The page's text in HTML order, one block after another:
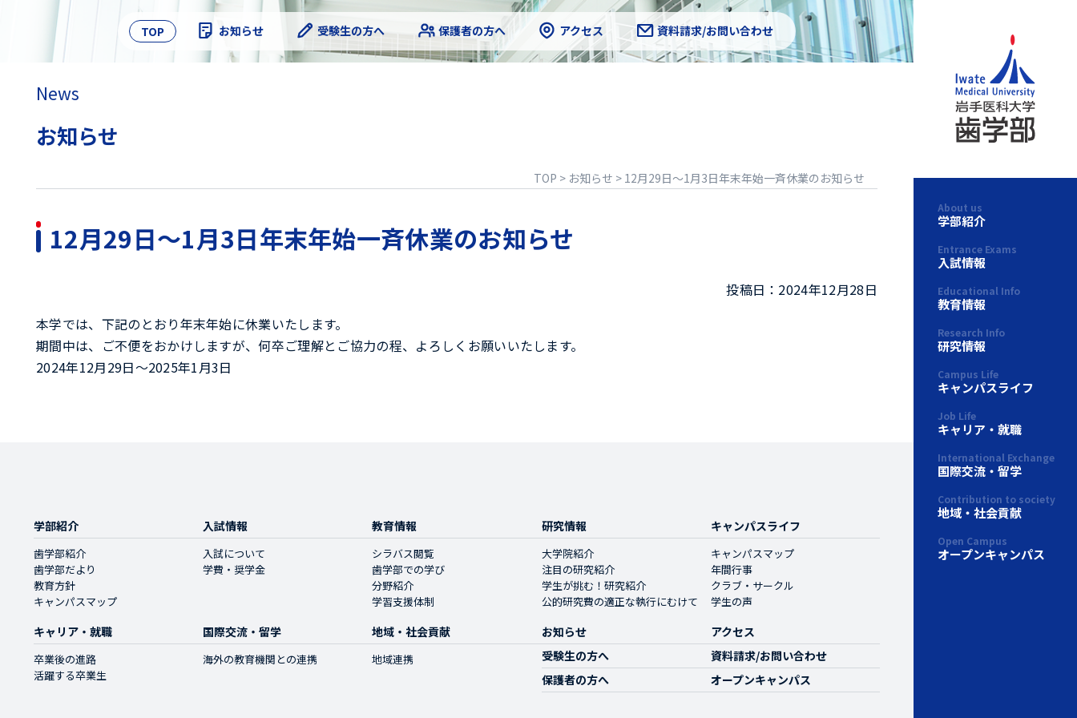
About us
学部紹介
Entrance Exams
入試情報
Educational Info
教育情報
Research Info
研究情報
Campus Life
キャンパスライフ
Job Life
キャリア・就職
International Exchange
国際交流・留学
Contribution to society
地域・社会貢献
Open Campus
オープンキャンパス
TOP お知らせ 受験生の方へ 保護者の方へ アクセス 資料請求/お問い合わせ
News
お知らせ
TOP > お知らせ > 12月29日～1月3日年末年始一斉休業のお知らせ
12月29日～1月3日年末年始一斉休業のお知らせ
投稿日：2024年12月28日
本学では、下記のとおり年末年始に休業いたします。
期間中は、ご不便をおかけしますが、何卒ご理解とご協力の程、よろしくお願いいたします。
2024年12月29日～2025年1月3日
学部紹介
歯学部紹介
歯学部だより
教育方針
キャンパスマップ
入試情報
入試について
学費・奨学金
教育情報
シラバス閲覧
歯学部での学び
分野紹介
学習支援体制
研究情報
大学院紹介
注目の研究紹介
学生が挑む！研究紹介
公的研究費の適正な執行にむけて
キャンパスライフ
キャンパスマップ
年間行事
クラブ・サークル
学生の声
キャリア・就職
卒業後の進路
活躍する卒業生
国際交流・留学
海外の教育機関との連携
地域・社会貢献
地域連携
お知らせ
受験生の方へ
保護者の方へ
アクセス
資料請求/お問い合わせ
オープンキャンパス